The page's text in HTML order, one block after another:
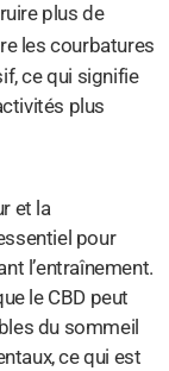
plus de
les courbatures
ce qui signifie
plus
et la
pour
l’entraînement.
le CBD peut
du sommeil
ce qui est